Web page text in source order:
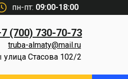
пн-пт: 09:00-18:00
(700) 730-70-73
улица Стасова 102/2
truba-almaty@mail.ru